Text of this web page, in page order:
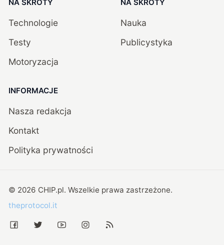
NA SKRÓTY
Technologie
Testy
Motoryzacja
NA SKRÓTY
Nauka
Publicystyka
INFORMACJE
Nasza redakcja
Kontakt
Polityka prywatności
© 2026 CHIP.pl. Wszelkie prawa zastrzeżone.
theprotocol.it